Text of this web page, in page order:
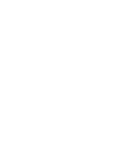
допомагають впоратися з гниллю та
пізніше, на 5-7 рік. Але і без квітів
ландшафтні дизайнери
не складно, головне купити
нашого інтернет-магазину.